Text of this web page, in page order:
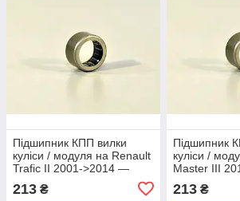
Підшипник КПП вилки
куліси / модуля на Renault
Trafic II 2001->2014 —
Nissan (Оригінал) - 32553-
00QAA
213 ₴
Підшипник
куліси /
Master III
(Оригінал)
213₴